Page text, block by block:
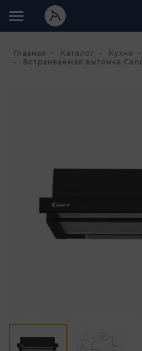
Главная Каталог Кухня
Встраиваемая вытяжка